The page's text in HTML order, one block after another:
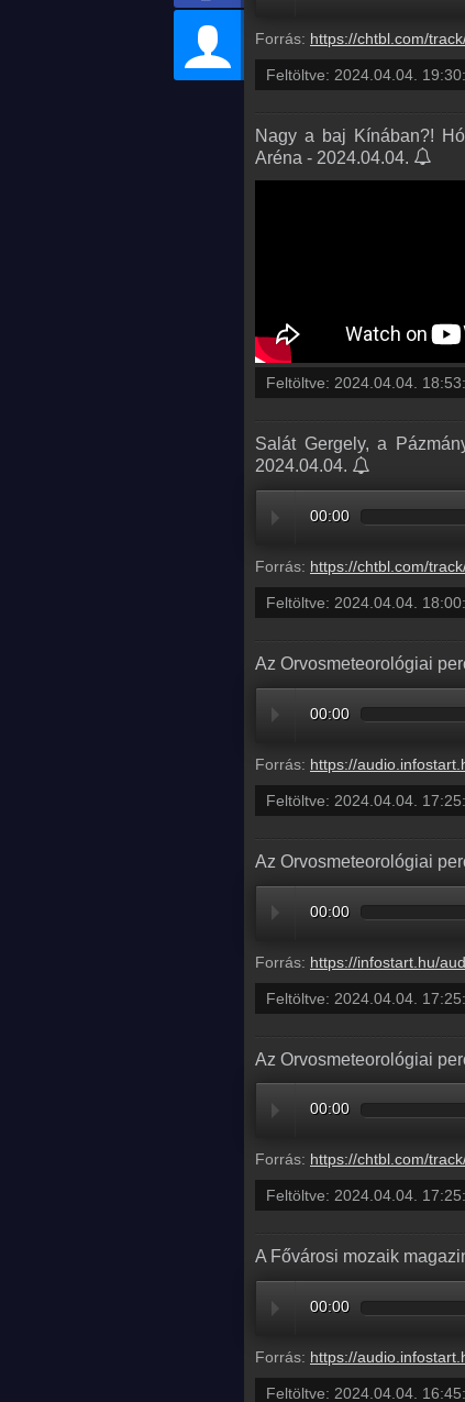
Forrás: https://chtbl.com/track/GB95AD/dts.podtrac.com/
Feltöltve: 2024.04.04.
Nagy a baj Kínában?!
Aréna - 2024.04.04.
Feltöltve: 2024.04.04.
Salát Gergely, a
2024.04.04.
00:00
Forrás: https://chtbl.com/track/GB95AD/dts.podtrac.com/
Feltöltve: 2024.04.04.
Az Orvosmeteorológiai
00:00
Forrás: https://audio.infostart.hu/archive/
Feltöltve: 2024.04.04.
Az Orvosmeteorológiai
00:00
Forrás: https://infostart.hu/audio/
Feltöltve: 2024.04.04.
Az Orvosmeteorológiai
00:00
Forrás: https://chtbl.com/track/GB95AD/dts.podtrac.com/
Feltöltve: 2024.04.04.
A Fővárosi mozaik
00:00
Forrás: https://audio.infostart.hu/archive/
Feltöltve: 2024.04.04.